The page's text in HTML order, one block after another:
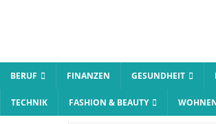
BERUF FINANZEN GESUNDHEIT
TECHNIK FASHION & BEAUTY